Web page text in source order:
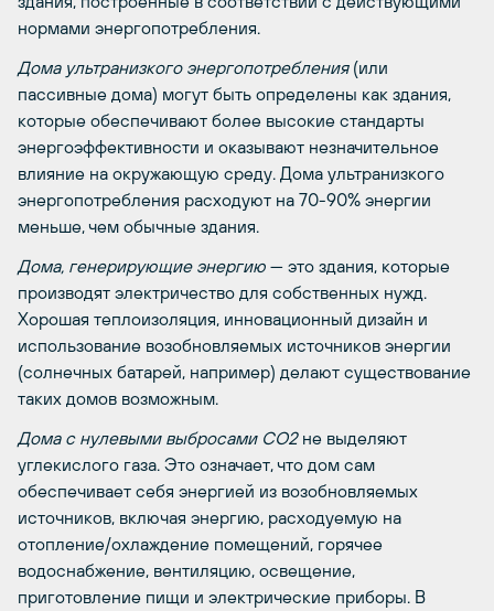
нормами энергопотребления.
Дома ультранизкого энергопотребления(или
пассивные дома) могут быть определены как здания,
которые обеспечивают более высокие стандарты
энергоэффективности и оказывают незначительное
влияние на окружающую среду. Дома ультранизкого
энергопотребления расходуют на 70-90% энергии
меньше, чем обычные здания.
Дома, генерирующие энергию — это здания, которые
производят электричество для собственных нужд.
Хорошая теплоизоляция, инновационный дизайн и
использование возобновляемых источников энергии
(солнечных батарей, например) делают существование
таких домов возможным.
Дома с нулевыми выбросами CO2не выделяют
углекислого газа. Это означает, что дом сам
обеспечивает себя энергией из возобновляемых
источников, включая энергию, расходуемую на
отопление/охлаждение помещений, горячее
водоснабжение, вентиляцию, освещение,
приготовление пищи и электрические приборы. В